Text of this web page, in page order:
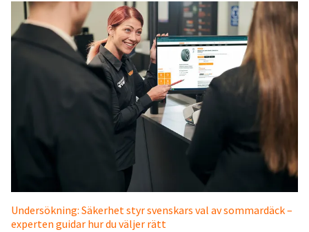
Undersökning: Säkerhet styr svenskars val av sommardäck –
experten guidar hur du väljer rätt